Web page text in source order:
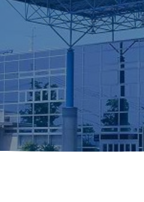
2026.01.02